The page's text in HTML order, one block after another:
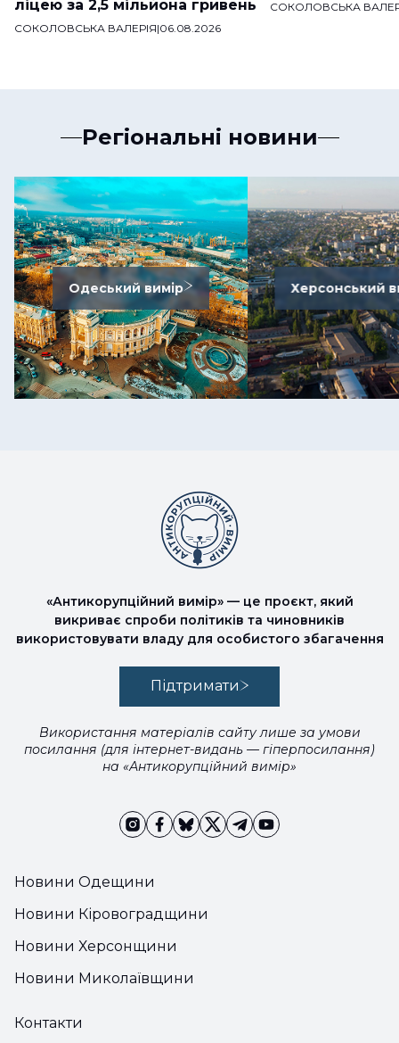
ліцею за 2,5 мільйона гривень
СОКОЛОВСЬКА ВАЛЕРІЯ|06.08.2026
СОКОЛОВСЬКА
Регіональні новини
Одеський вимір Херсонський
Новини Одещини
Новини Кіровоградщини
Новини Херсонщини
Новини Миколаївщини
«Антикорупційний вимір» — це проєкт, який
викриває спроби політиків та чиновників
використовувати владу для особистого збагачення
Підтримати
Використання матеріалів сайту лише за умови
посилання (для інтернет-видань — гіперпосилання)
на «Антикорупційний вимір»
Контакти